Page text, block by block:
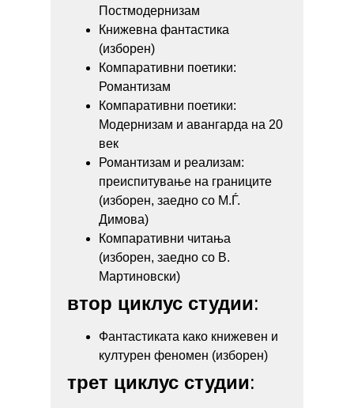
Постмодернизам
Книжевна фантастика
(изборен)
Компаративни поетики:
Романтизам
Компаративни поетики:
Модернизам и авангарда на 20
век
Романтизам и реализам:
преиспитување на границите
(изборен, заедно со М.Ѓ.
Димова)
Компаративни читања
(изборен, заедно со В.
Мартиновски)
втор циклус студии:
Фантастиката како книжевен и
културен феномен (изборен)
трет циклус студии: